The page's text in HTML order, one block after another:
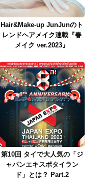
Hair&Make-up JunJunのト
レンドヘアメイク連載『春
メイク ver.2023』
第10回 タイで大人気の「ジ
ャパンエキスポタイラン
ド」とは？ Part.2